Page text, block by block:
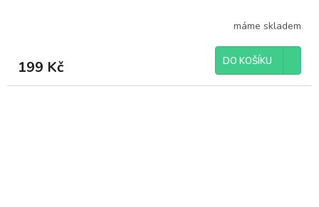
máme skladem
199 Kč DO KOŠÍKU